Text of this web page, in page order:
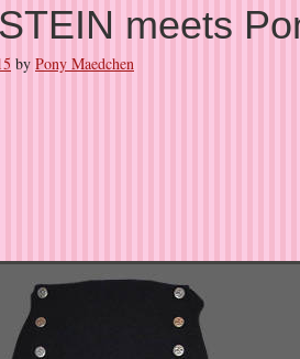
meets
by Pony Maedchen